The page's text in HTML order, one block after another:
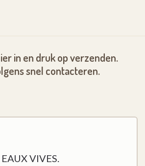
in en druk op verzenden.
snel contacteren.